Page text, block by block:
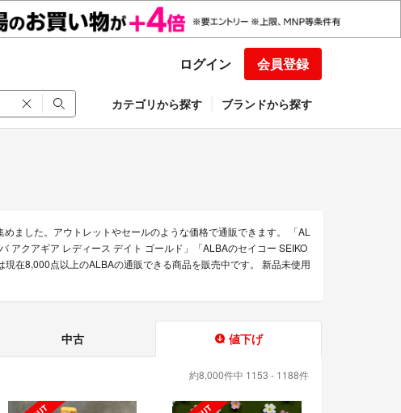
ログイン 会員登録
カテゴリから探す ブランドから探す
ました。アウトレットやセールのような価格で通販できます。 「AL
クアギア レディース デイト ゴールド」「ALBAのセイコー SEIKO
在8,000点以上のALBAの通販できる商品を販売中です。 新品未使用
中古 値下げ
約8,000件中 1153 - 1188件